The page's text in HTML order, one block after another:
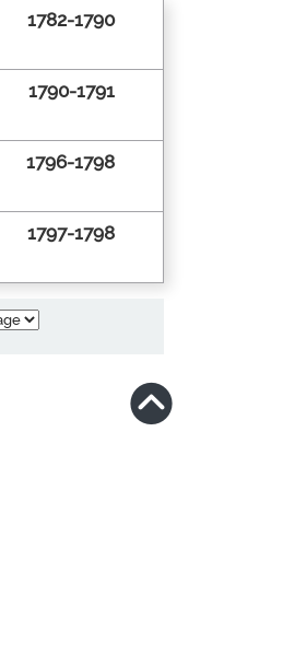
1782-1790
1790-1791
1796-1798
1797-1798